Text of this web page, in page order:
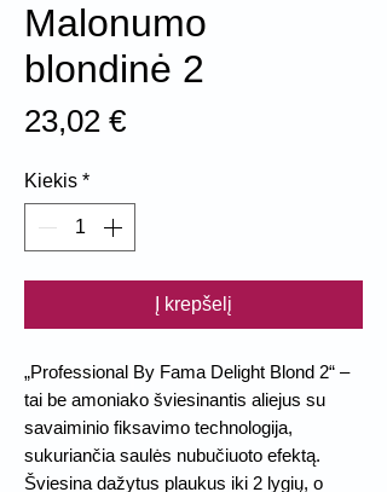
Malonumo
blondinė 2
23,02 €Price
Kiekis *
Į krepšelį
„Professional By Fama Delight Blond 2“ –
tai be amoniako šviesinantis aliejus su
savaiminio fiksavimo technologija,
sukuriančia saulės nubučiuoto efektą.
Šviesina dažytus plaukus iki 2 lygių, o